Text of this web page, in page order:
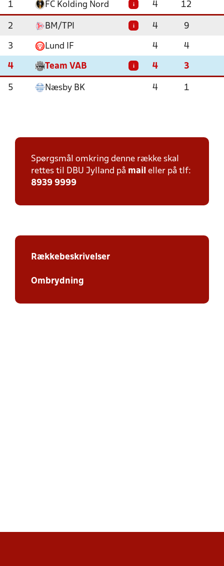
1 FC Kolding Nord i 4 12
2 BM/TPI i 4 9
3 Lund IF 4 4
4 Team VAB i 4 3
5 Næsby BK 4 1
Spørgsmål omkring denne række skal
rettes til DBU Jylland på mail eller på tlf:
8939 9999
Rækkebeskrivelser
Ombrydning